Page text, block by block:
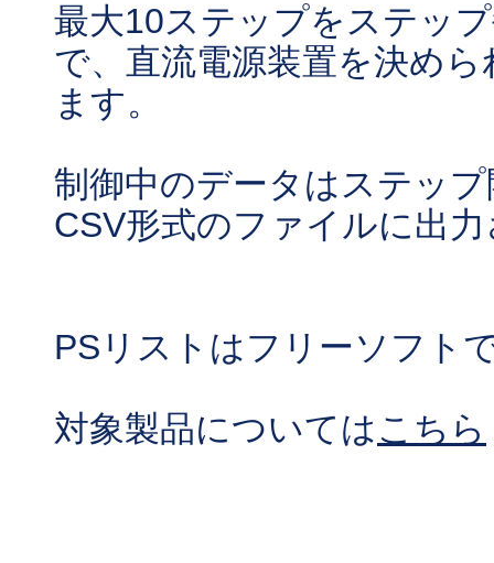
最大10ステップをステッ
で、直流電源装置を決め
ます。
制御中のデータはステッ
CSV形式のファイルに出
PSリストはフリーソフト
対象製品についてはこちら